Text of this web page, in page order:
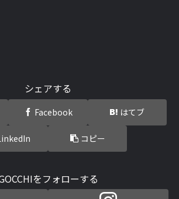
シェアする
Facebook はてブ
コピー
をフォローする